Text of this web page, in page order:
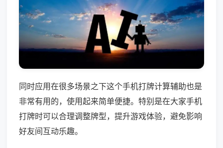
同时应用在很多场景之下这个手机打牌计算辅助也是
非常有用的，使用起来简单便捷。特别是在大家手机
打牌时可以合理调整牌型，提升游戏体验，避免影响
好友间互动乐趣。